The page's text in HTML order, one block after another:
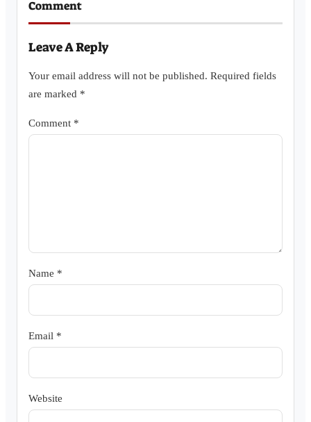
Comment
Leave A Reply
Your email address will not be published. Required fields
are marked *
Comment *
Name *
Email *
Website